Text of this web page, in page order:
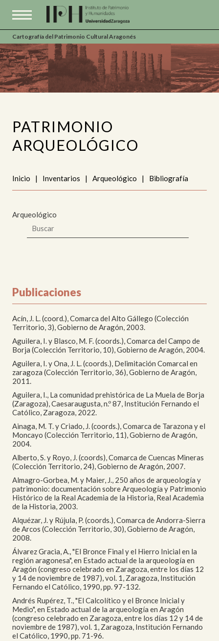
Cartografía del Patrimonio Cultural Aragonés
PATRIMONIO
ARQUEOLÓGICO
Inicio | Inventarios | Arqueológico | Bibliografía
Arqueológico
Publicaciones
Acín, J. L. (coord.), Comarca del Alto Gállego (Colección
Territorio, 3), Gobierno de Aragón, 2003.
Aguilera, I. y Blasco, M. F. (coords.), Comarca del Campo de
Borja (Colección Territorio, 10), Gobierno de Aragón, 2004.
Aguilera, I. y Ona, J. L. (coords.), Delimitación Comarcal en
zaragoza (Colección Territorio, 36), Gobierno de Aragón,
2011.
Aguilera, I., La comunidad prehistórica de La Muela de Borja
(Zaragoza), Caesaraugusta, n.º 87, Institución Fernando el
Católico, Zaragoza, 2022.
Ainaga, M. T. y Criado, J. (coords.), Comarca de Tarazona y el
Moncayo (Colección Territorio, 11), Gobierno de Aragón,
2004.
Alberto, S. y Royo, J. (coords), Comarca de Cuencas Mineras
(Colección Territorio, 24), Gobierno de Aragón, 2007.
Almagro-Gorbea, M. y Maier, J., 250 años de arqueología y
patrimonio: documentación sobre Arqueología y Patrimonio
Histórico de la Real Academia de la Historia, Real Academia
de la Historia, 2003.
Alquézar, J. y Rújula, P. (coords.), Comarca de Andorra-Sierra
de Arcos (Colección Territorio, 30), Gobierno de Aragón,
2008.
Álvarez Gracia, A., "El Bronce Final y el Hierro Inicial en la
región aragonesa", en Estado actual de la arqueología en
Aragón (congreso celebrado en Zaragoza, entre los días 12
y 14 de noviembre de 1987), vol. 1, Zaragoza, Institución
Fernando el Católico, 1990, pp. 97-132.
Andrés Rupérez, T., "El Calcolítico y el Bronce Inicial y
Medio", en Estado actual de la arqueología en Aragón
(congreso celebrado en Zaragoza, entre los días 12 y 14 de
noviembre de 1987), vol. 1, Zaragoza, Institución Fernando
el Católico, 1990, pp. 71-96.